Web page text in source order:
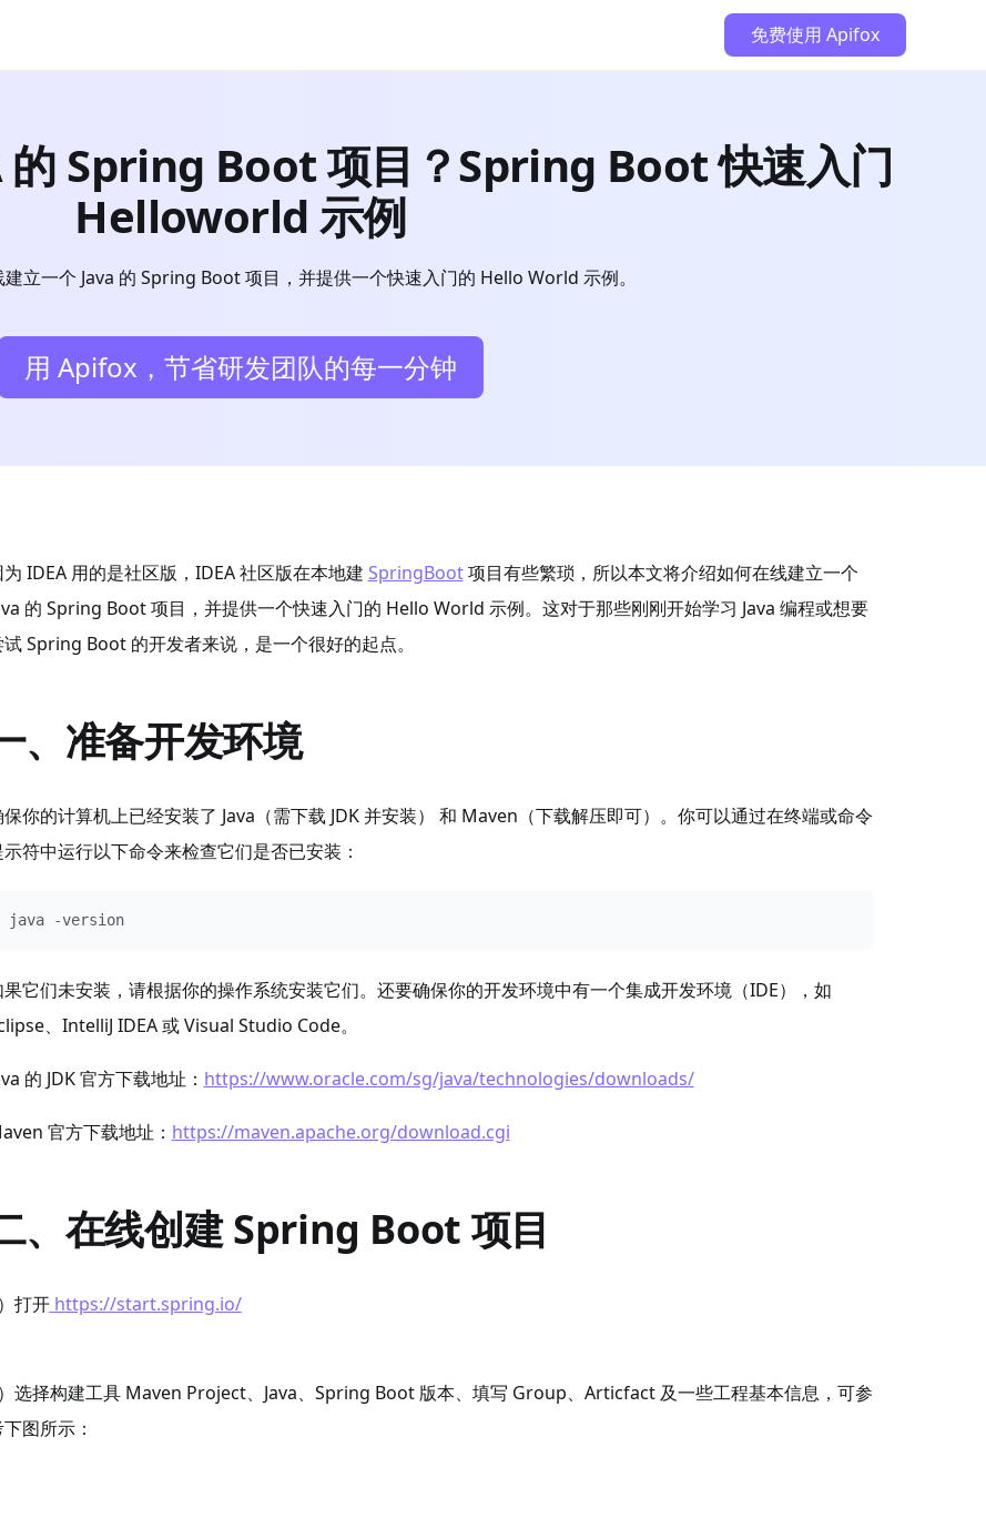
免费使用 Apifox
的 Spring Boot 项目？Spring Boot 快速入门
Helloworld 示例
立一个 Java 的 Spring Boot 项目，并提供一个快速入门的 Hello World 示例。
用 Apifox，节省研发团队的每一分钟
为 IDEA 用的是社区版，IDEA 社区版在本地建 SpringBoot项目有些繁琐，所以本文将介绍如何在线建立一个
的 Spring Boot 项目，并提供一个快速入门的 Hello World 示例。这对于那些刚刚开始学习 Java 编程或想要
Spring Boot 的开发者来说，是一个很好的起点。
、准备开发环境
保你的计算机上已经安装了 Java（需下载 JDK 并安装） 和 Maven（下载解压即可）。你可以通过在终端或命令
符中运行以下命令来检查它们是否已安装：
java -version
果它们未安装，请根据你的操作系统安装它们。还要确保你的开发环境中有一个集成开发环境（IDE），如
、IntelliJ IDEA 或 Visual Studio Code。
的 JDK 官方下载地址： https://www.oracle.com/sg/java/technologies/downloads/
官方下载地址： https://maven.apache.org/download.cgi
、在线创建 Spring Boot 项目
打开https://start.spring.io/
选择构建工具 Maven Project、Java、Spring Boot 版本、填写 Group、Articfact 及一些工程基本信息，可参
图所示：